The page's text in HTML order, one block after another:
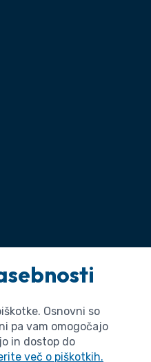
Osnovni so
pa vam omogočajo
in dostop do
več o piškotkih.